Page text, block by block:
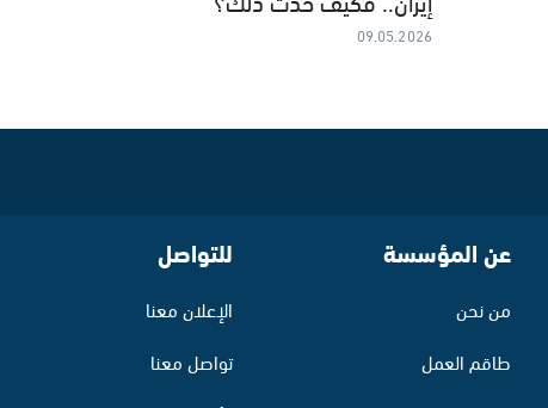
09.05.2026
عن المؤسسة
من نحن
طاقم العمل
للتواصل
الإعلان معنا
تواصل معنا